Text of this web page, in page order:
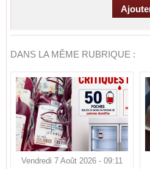
DANS LA MÊME RUBRIQUE :
Vendredi 7 Août 2026 - 09:11